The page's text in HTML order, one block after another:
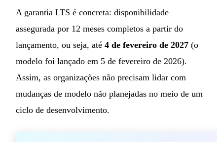
A garantia LTS é concreta: disponibilidade
assegurada por 12 meses completos a partir do
lançamento, ou seja, até 4 de fevereiro de 2027 (o
modelo foi lançado em 5 de fevereiro de 2026).
Assim, as organizações não precisam lidar com
mudanças de modelo não planejadas no meio de um
ciclo de desenvolvimento.